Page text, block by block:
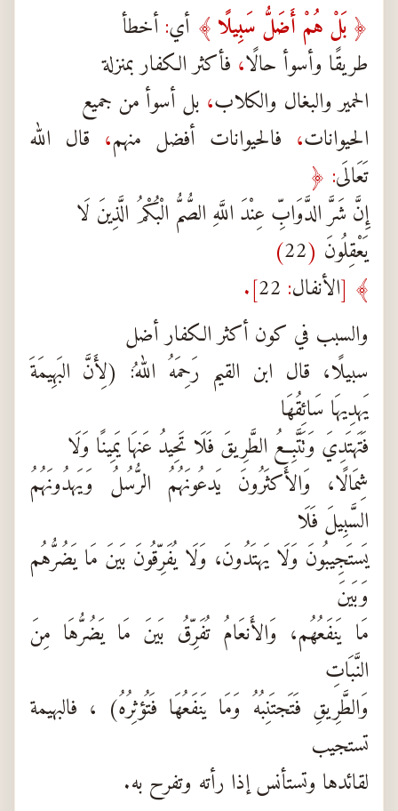
﴿ بَلْ هُمْ أَضَلُّ سَبِيلًا ﴾ أي:أخطأ
طريقًا وأسوأ حالًا، فأكثر الكفار بمنزلة
الحمير والبغال والكلاب، بل أسوأ من جميع
الحيوانات، فالحيوانات أفضل منهم، قال الله
تَعَالَى: ﴿
إِنَّ شَرَّ الدَّوَابِّ عِنْدَ اللَّهِ الصُّمُّ الْبُكْمُ الَّذِينَ لَا
يَعْقِلُونَ (
22
)
﴾ [الأنفال:
22
].
والسبب في كون أكثر الكفار أضل
سبيلًا، قال ابن القيم رَحِمَهُ اللهُ: (لِأَنَّ البَهِيمَةَ
يَهدِيهَا سَائِقُهَا
فَتَهتَدِيَ وَتَتَّبِعُ الطَّرِيقَ فَلَا تَحِيدُ عَنهَا يَمِينًا وَلَا
شِمَالًا، وَالأَكثَرُونَ يَدعُونَهُمُ الرُّسُلُ وَيَهدُونَهُمُ
السَّبِيلَ فَلَا
يَستَجِيبُونَ وَلَا يَهتَدُونَ، وَلَا يُفَرِّقُونَ بَينَ مَا يَضُرُّهُم
وَبَينَ
مَا يَنفَعُهُم، وَالأَنعَامُ تُفَرِّقُ بَينَ مَا يَضُرُّهَا مِنَ
النَّبَاتِ
وَالطَّرِيقِ فَتَجتَنِبُهُ وَمَا يَنفَعُهَا فَتُؤثِرُهُ) ، فالبهيمة
تستجيب
لقائدها وتستأنس إذا رأته وتفرح به.